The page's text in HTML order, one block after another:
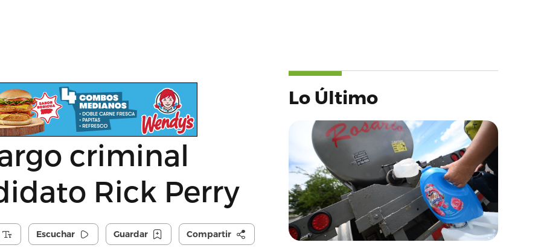
criminal
Rick Perry
Escuchar Guardar Compartir
Lo Último